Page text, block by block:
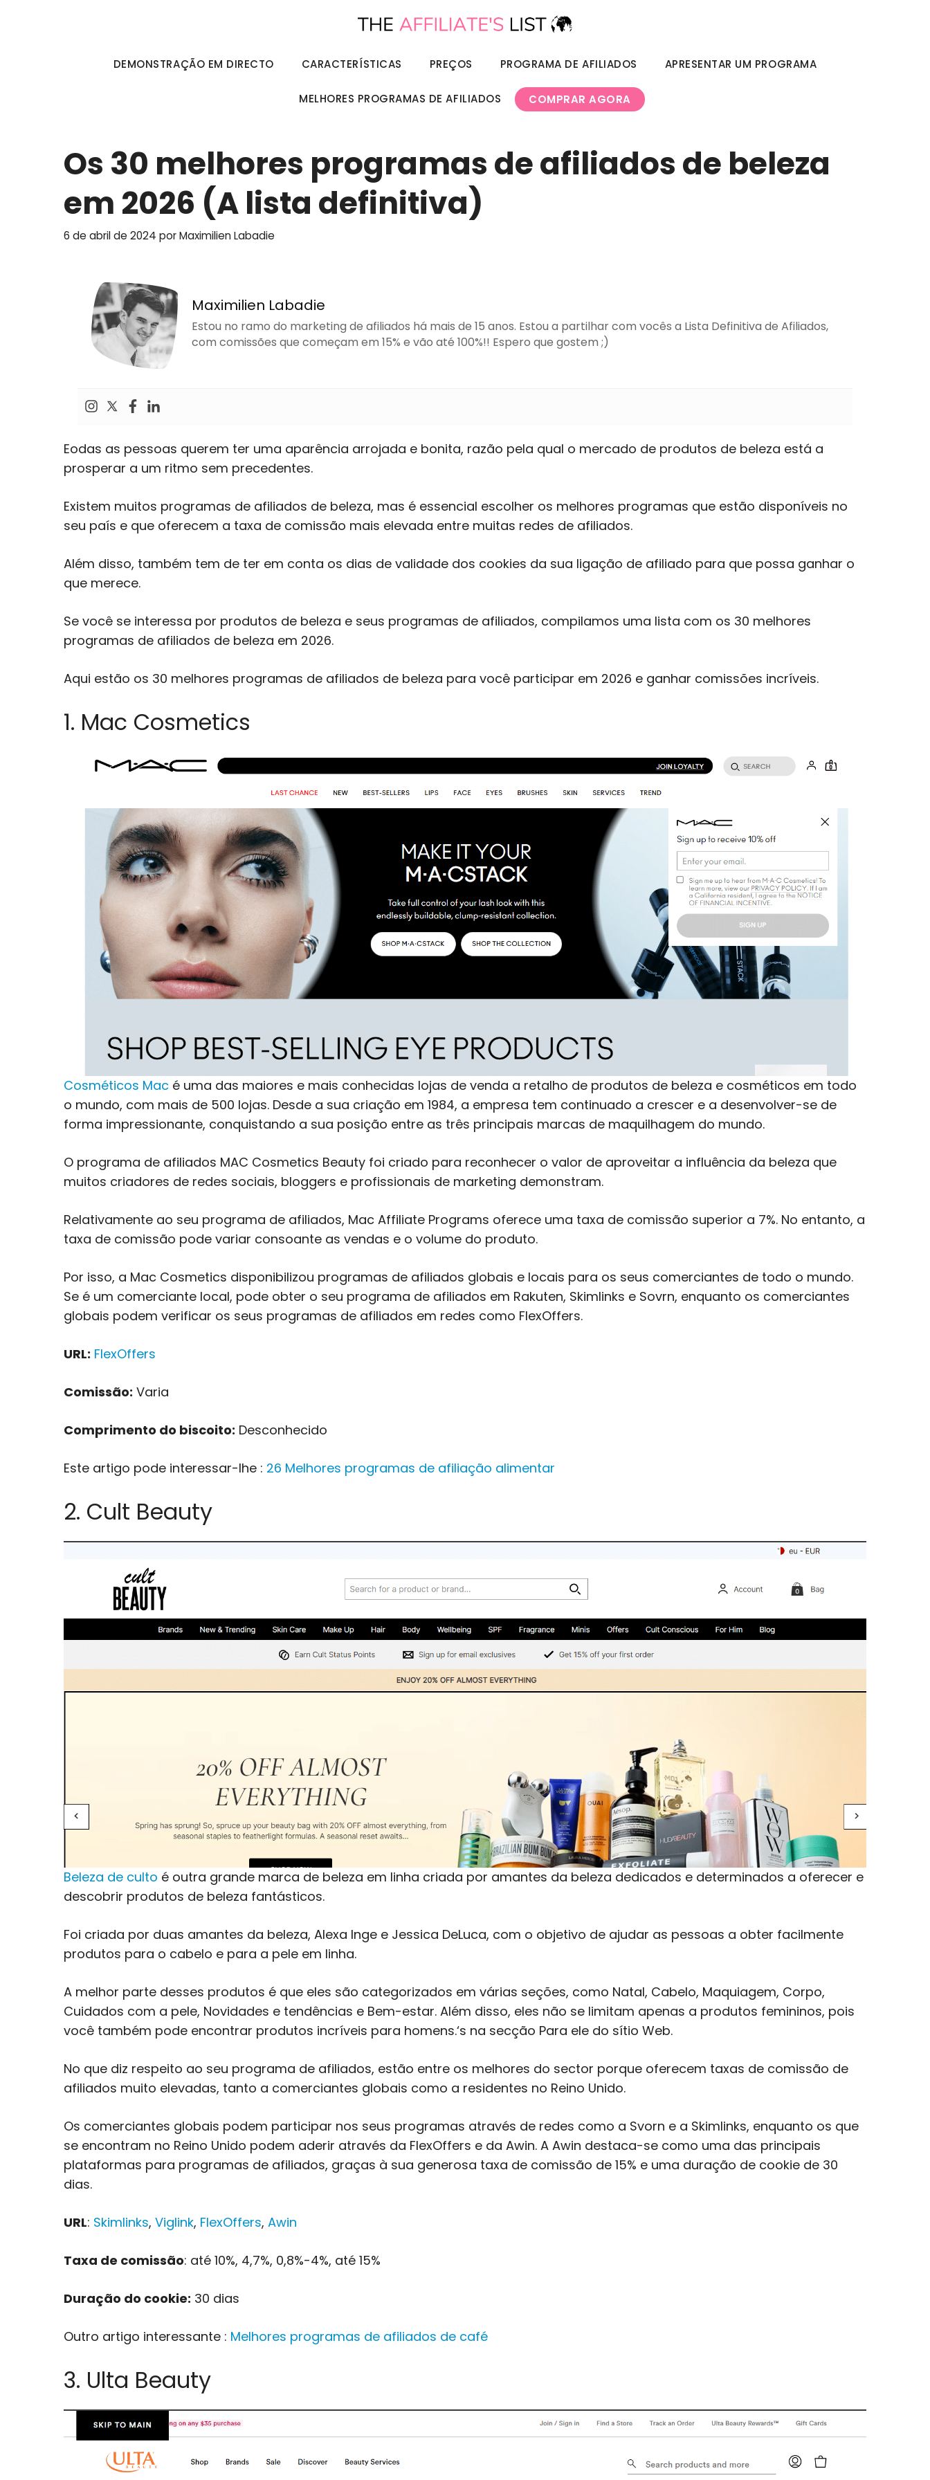
DEMONSTRAÇÃO EM DIRECTO CARACTERÍSTICAS PREÇOS PROGRAMA DE AFILIADOS APRESENTAR UM PROGRAMA
MELHORES PROGRAMAS DE AFILIADOS COMPRAR AGORA
Os 30 melhores programas de afiliados de beleza
em 2026 (A lista definitiva)
6 de abril de 2024 porMaximilien Labadie
Maximilien Labadie
Estou no ramo do marketing de afiliados há mais de 15 anos. Estou a partilhar com vocês a Lista Definitiva de Afiliados,
com comissões que começam em 15% e vão até 100%!! Espero que gostem ;)
Eodas as pessoas querem ter uma aparência arrojada e bonita, razão pela qual o mercado de produtos de beleza está a
prosperar a um ritmo sem precedentes.
Existem muitos programas de afiliados de beleza, mas é essencial escolher os melhores programas que estão disponíveis no
seu país e que oferecem a taxa de comissão mais elevada entre muitas redes de afiliados.
Além disso, também tem de ter em conta os dias de validade dos cookies da sua ligação de afiliado para que possa ganhar o
que merece.
Se você se interessa por produtos de beleza e seus programas de afiliados, compilamos uma lista com os 30 melhores
programas de afiliados de beleza em 2026.
Aqui estão os 30 melhores programas de afiliados de beleza para você participar em 2026 e ganhar comissões incríveis.
1. Mac Cosmetics
Cosméticos Mac é uma das maiores e mais conhecidas lojas de venda a retalho de produtos de beleza e cosméticos em todo
o mundo, com mais de 500 lojas. Desde a sua criação em 1984, a empresa tem continuado a crescer e a desenvolver-se de
forma impressionante, conquistando a sua posição entre as três principais marcas de maquilhagem do mundo.
O programa de afiliados MAC Cosmetics Beauty foi criado para reconhecer o valor de aproveitar a influência da beleza que
muitos criadores de redes sociais, bloggers e profissionais de marketing demonstram.
Relativamente ao seu programa de afiliados, Mac Affiliate Programs oferece uma taxa de comissão superior a 7%. No entanto, a
taxa de comissão pode variar consoante as vendas e o volume do produto.
Por isso, a Mac Cosmetics disponibilizou programas de afiliados globais e locais para os seus comerciantes de todo o mundo.
Se é um comerciante local, pode obter o seu programa de afiliados em Rakuten, Skimlinks e Sovrn, enquanto os comerciantes
globais podem verificar os seus programas de afiliados em redes como FlexOffers.
URL: FlexOffers
Comissão: Varia
Comprimento do biscoito: Desconhecido
Este artigo pode interessar-lhe : 26 Melhores programas de afiliação alimentar
2. Cult Beauty
Beleza de culto é outra grande marca de beleza em linha criada por amantes da beleza dedicados e determinados a oferecer e
descobrir produtos de beleza fantásticos.
Foi criada por duas amantes da beleza, Alexa Inge e Jessica DeLuca, com o objetivo de ajudar as pessoas a obter facilmente
produtos para o cabelo e para a pele em linha.
A melhor parte desses produtos é que eles são categorizados em várias seções, como Natal, Cabelo, Maquiagem, Corpo,
Cuidados com a pele, Novidades e tendências e Bem-estar. Além disso, eles não se limitam apenas a produtos femininos, pois
você também pode encontrar produtos incríveis para homens.‘s na secção Para ele do sítio Web.
No que diz respeito ao seu programa de afiliados, estão entre os melhores do sector porque oferecem taxas de comissão de
afiliados muito elevadas, tanto a comerciantes globais como a residentes no Reino Unido.
Os comerciantes globais podem participar nos seus programas através de redes como a Svorn e a Skimlinks, enquanto os que
se encontram no Reino Unido podem aderir através da FlexOffers e da Awin. A Awin destaca-se como uma das principais
plataformas para programas de afiliados, graças à sua generosa taxa de comissão de 15% e uma duração de cookie de 30
dias.
URL: Skimlinks, Viglink, FlexOffers, Awin
Taxa de comissão: até 10%, 4,7%, 0,8%-4%, até 15%
Duração do cookie: 30 dias
Outro artigo interessante : Melhores programas de afiliados de café
3. Ulta Beauty